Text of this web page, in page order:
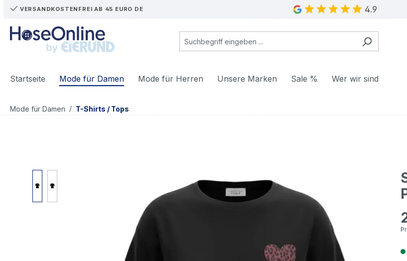
Hauptinhalt springen
Zur Suche springen
Zur Hauptnavigation springen
VERSANDKOSTENFREI AB 45 EURO DE 4.9
Startseite Mode für Damen Mode für Herren Unsere Marken Sale % Wer wir sind
Mode für Damen / T-Shirts / Tops